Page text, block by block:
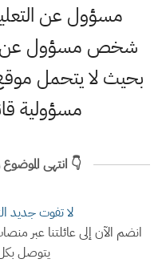
مسؤول عن
شخص مسؤول عن
بحيث لا يتحمل
مسؤولية
👇 انتهى
لا تفوت جديد
انضم الآن إلى عائلتنا عبر
يتوصل